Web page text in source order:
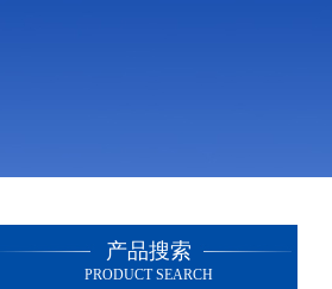
产品搜索
PRODUCT SEARCH